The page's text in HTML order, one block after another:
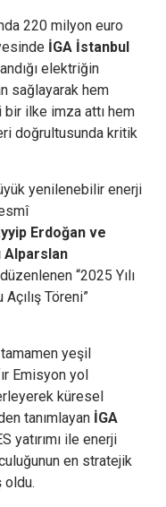
220 milyon euro
İGA İstanbul
elektriğin
sağlayarak hem
bir ilke imza attı hem
doğrultusunda kritik
yenilenebilir enerji
Erdoğan ve
Alparslan
düzenlenen “2025 Yılı
Töreni”
tamamen yeşil
Emisyon yol
küresel
tanımlayan İGA
yatırımı ile enerji
en stratejik
oldu.